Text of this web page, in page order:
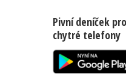
Pivní deníček pro
chytré telefony